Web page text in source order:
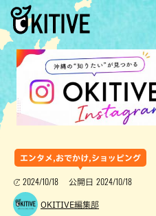
エンタメ,おでかけ,ショッピング
2024/10/18 公開日 2024/10/18
OKITIVE編集部